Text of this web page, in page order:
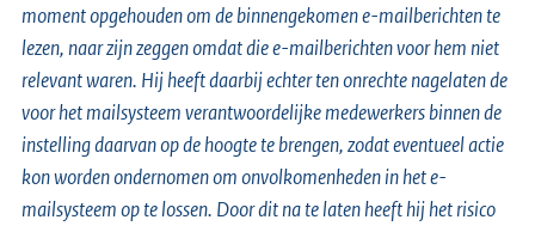
moment opgehouden om de binnengekomen e-mailberichten te
lezen, naar zijn zeggen omdat die e-mailberichten voor hem niet
relevant waren. Hij heeft daarbij echter ten onrechte nagelaten de
voor het mailsysteem verantwoordelijke medewerkers binnen de
instelling daarvan op de hoogte te brengen, zodat eventueel actie
kon worden ondernomen om onvolkomenheden in het e-
mailsysteem op te lossen. Door dit na te laten heeft hij het risico